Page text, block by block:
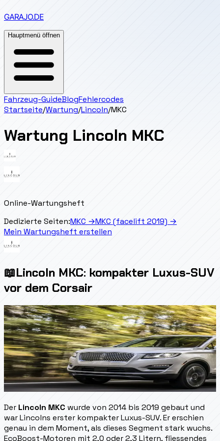
GARAJO.DE
Hauptmenü öffnen
Fahrzeug-GuideBlogFehlercodes
Startseite/Wartung/Lincoln/MKC
Wartung Lincoln MKC
Online-Wartungsheft
Dedizierte Seiten:MKC →MKC (facelift 2019) →
Mein Wartungsheft erstellen
📖Lincoln MKC: kompakter Luxus-SUV
vor dem Corsair
Der Lincoln MKC wurde von 2014 bis 2019 gebaut und
war Lincolns erster kompakter Luxus-SUV. Er erschien
genau in dem Moment, als dieses Segment stark wuchs.
EcoBoost-Motoren mit 2,0 oder 2,3 Litern, fliessendes